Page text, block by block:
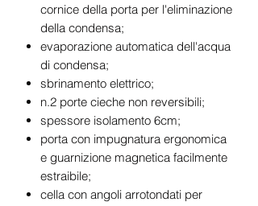
cornice della porta per l'eliminazione
della condensa;
evaporazione automatica dell'acqua
di condensa;
sbrinamento elettrico;
n.2 porte cieche non reversibili;
spessore isolamento 6cm;
porta con impugnatura ergonomica
e guarnizione magnetica facilmente
estraibile;
cella con angoli arrotondati per